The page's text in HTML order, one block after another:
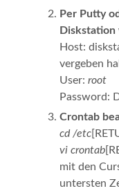
Per Putty
Diskstation
Host:
vergeben
User: root
Password:
Crontab
cd /etc
vi crontab
mit den
untersten